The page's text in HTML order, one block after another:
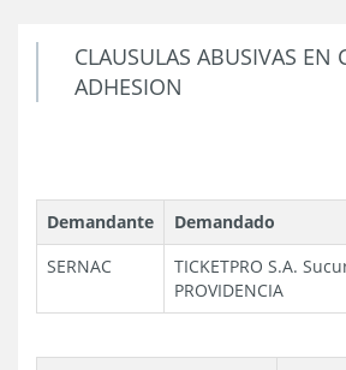
CLAUSULAS ABUSIVAS EN
ADHESION
Demandante
Demandado
SERNAC
TICKETPRO S.A.
PROVIDENCIA